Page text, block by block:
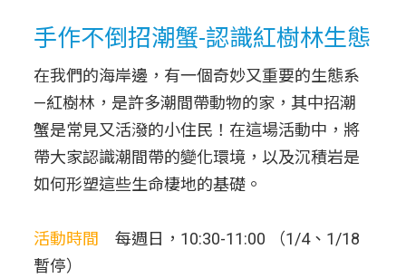
手作不倒招潮蟹-認識紅樹林生態
在我們的海岸邊，有一個奇妙又重要的生態系
—紅樹林，是許多潮間帶動物的家，其中招潮
蟹是常見又活潑的小住民！在這場活動中，將
帶大家認識潮間帶的變化環境，以及沉積岩是
如何形塑這些生命棲地的基礎。
活動時間
每週日，10:30-11:00 （1/4、1/18
暫停）